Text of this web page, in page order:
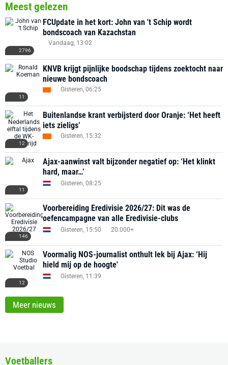
Meest gelezen
2796
FCUpdate in het kort: John van 't Schip wordt
bondscoach van Kazachstan
Vandaag, 13:02
11
KNVB krijgt pijnlijke boodschap tijdens zoektocht naar
nieuwe bondscoach
Gisteren, 06:25
12
Buitenlandse krant verbijsterd door Oranje: ‘Het heeft
iets zieligs’
Gisteren, 15:32
11
Ajax-aanwinst valt bijzonder negatief op: ‘Het klinkt
hard, maar…’
Gisteren, 08:25
146
Voorbereiding Eredivisie 2026/27: Dit was de
oefencampagne van alle Eredivisie-clubs
Gisteren, 15:50 20.000+
12
Voormalig NOS-journalist onthult lek bij Ajax: ‘Hij
hield mij op de hoogte'
Gisteren, 11:39
Meer nieuws
Voetballers